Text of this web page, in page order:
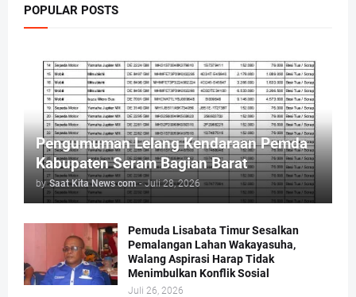
POPULAR POSTS
Pengumuman Lelang Kendaraan Pemda
Kabupaten Seram Bagian Barat
by Saat Kita News com - Juli 28, 2026
Pemuda Lisabata Timur Sesalkan
Pemalangan Lahan Wakayasuha,
Walang Aspirasi Harap Tidak
Menimbulkan Konflik Sosial
Juli 26, 2026